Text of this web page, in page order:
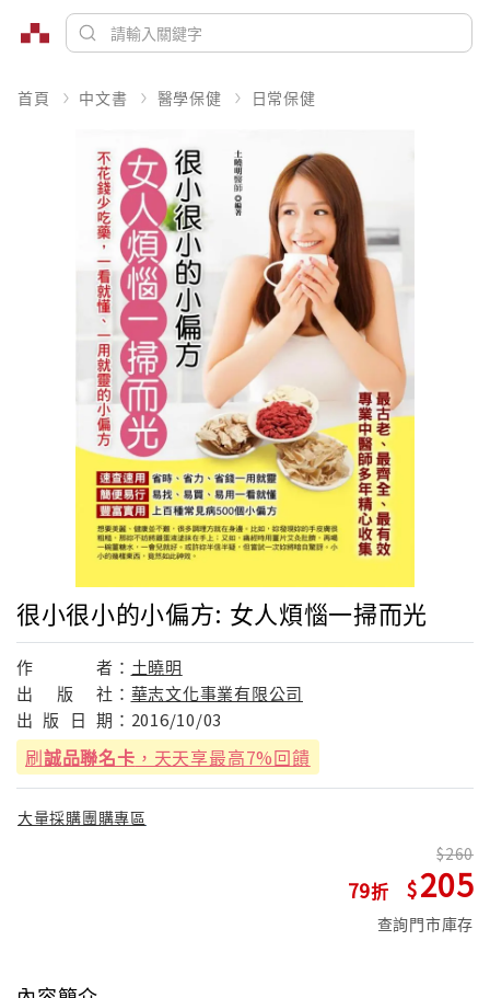
首頁 中文書 醫學保健 日常保健
很小很小的小偏方: 女人煩惱一掃而光
作 者： 土曉明
出
版 社： 華志文化事業有限公司
出 版 日 期： 2016/10/03
刷誠品聯名卡 ，天天享最高7%回饋
大量採購團購專區
79
260
205
查詢門市庫存